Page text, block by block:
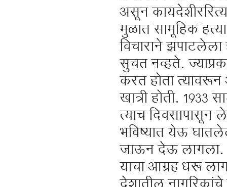
असून
मुळात सामूहिक
विचाराने झपाटलेला
सुचत नव्हते.
करत होता
खात्री होती. 1933
त्याच दिवसापासून
भविष्यात येऊ
जाऊन देऊ लागला.
याचा आग्रह धरू